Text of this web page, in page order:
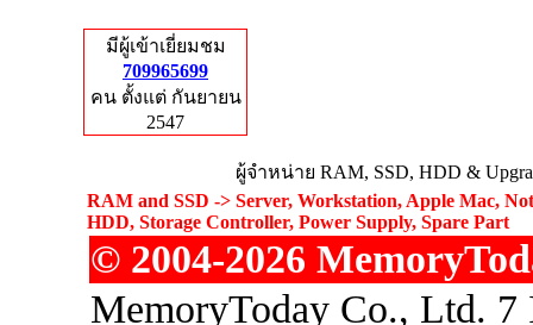
มีผู้เข้าเยี่ยมชม
709965699
คน ตั้งแต่ กันยายน
2547
ผู้จำหน่าย RAM, SSD, HDD &
RAM and SSD -> Server, Workstation, Apple Mac,
HDD, Storage Controller, Power Supply, Spare Part
© 2004-2026
MemoryToday Co., Ltd.